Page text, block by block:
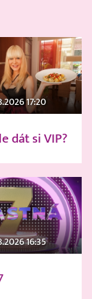
17:20
dát si VIP?
16:35